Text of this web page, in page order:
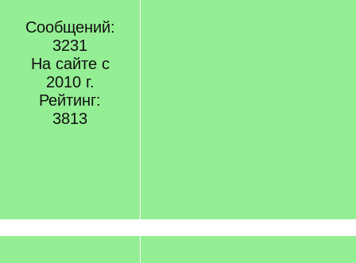
Сообщений:
3231
На сайте с
2010 г.
Рейтинг:
3813